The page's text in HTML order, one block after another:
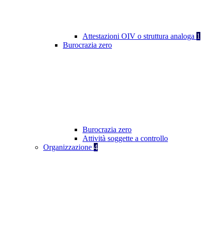
Attestazioni OIV o struttura analoga 1
Burocrazia zero
Burocrazia zero
Attività soggette a controllo
Organizzazione 4